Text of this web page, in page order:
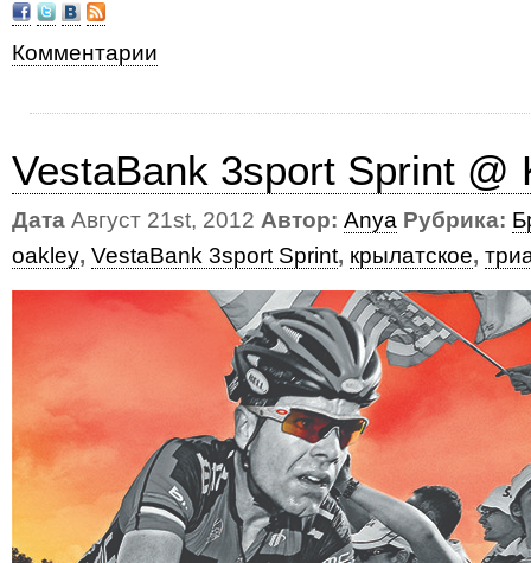
Комментарии
VestaBank 3sport Sprint @
Дата Август 21st, 2012 Автор: Anya Рубрика:
oakley, VestaBank 3sport Sprint, крылатское,